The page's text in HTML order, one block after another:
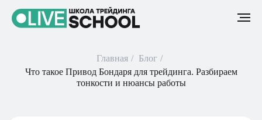
Главная / Блог /
Что такое Привод Бондаря для трейдинга. Разбираем
тонкости и нюансы работы